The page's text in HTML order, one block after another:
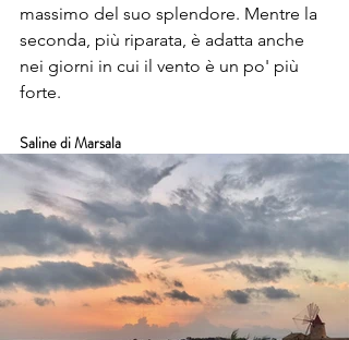
massimo del suo splendore. Mentre la
seconda, più riparata, è adatta anche
nei giorni in cui il vento è un po' più
forte.
Saline di Marsala